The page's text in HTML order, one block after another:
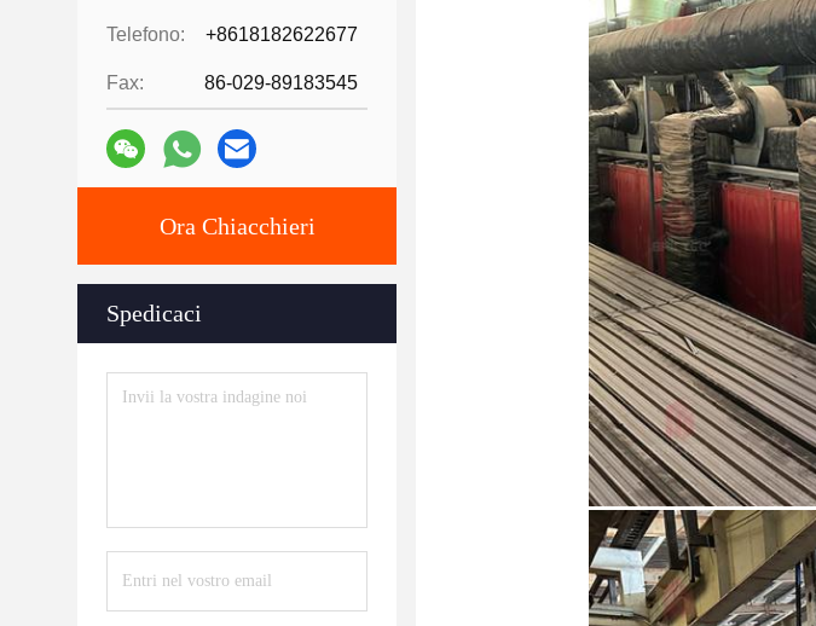
Telefono: +8618182622677
Fax: 86-029-89183545
Ora Chiacchieri
Spedicaci